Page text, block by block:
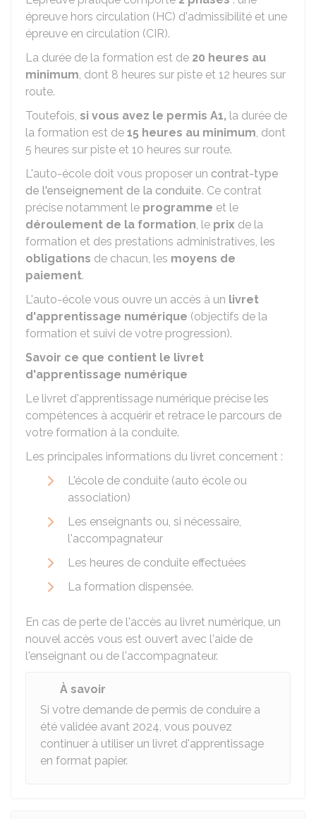
épreuve hors circulation (HC) d'admissibilité et une
épreuve en circulation (CIR).
La durée de la formation est de 20 heures au
minimum, dont 8 heures sur piste et 12 heures sur
route.
Toutefois, si vous avez le permis A1, la durée de
la formation est de 15 heures au minimum, dont
5 heures sur piste et 10 heures sur route.
L'auto-école doit vous proposer un contrat-type
de l'enseignement de la conduite. Ce contrat
précise notamment le programme et le
déroulement de la formation, le prix de la
formation et des prestations administratives, les
obligations de chacun, les moyens de
paiement.
L'auto-école vous ouvre un accès à un livret
d'apprentissage numérique (objectifs de la
formation et suivi de votre progression).
Savoir ce que contient le livret
d'apprentissage numérique
Le livret d'apprentissage numérique précise les
compétences à acquérir et retrace le parcours de
votre formation à la conduite.
Les principales informations du livret concernent :
L'école de conduite (auto école ou
association)
Les enseignants ou, si nécessaire,
l'accompagnateur
Les heures de conduite effectuées
La formation dispensée.
En cas de perte de l'accès au livret numérique, un
nouvel accès vous est ouvert avec l'aide de
l'enseignant ou de l'accompagnateur.
À savoir
Si votre demande de permis de conduire a
été validée avant 2024, vous pouvez
continuer à utiliser un livret d'apprentissage
en format papier.